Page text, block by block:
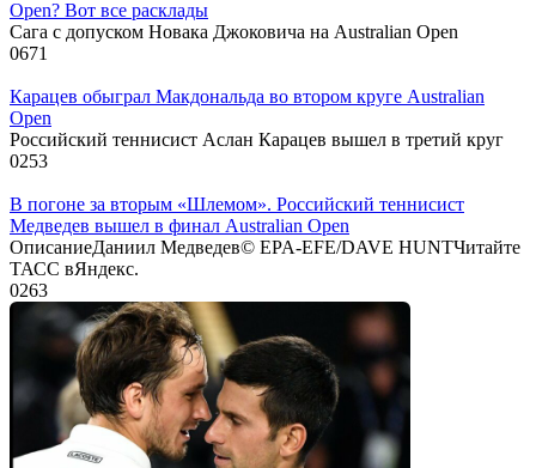
Open? Вот все расклады
Сага с допуском Новака Джоковича на Australian Open
0671
Карацев обыграл Макдональда во втором круге Australian
Open
Российский теннисист Аслан Карацев вышел в третий круг
0253
В погоне за вторым «Шлемом». Российский теннисист
Медведев вышел в финал Australian Open
ОписаниеДаниил Медведев© EPA-EFE/DAVE HUNTЧитайте
ТАСС вЯндекс.
0263